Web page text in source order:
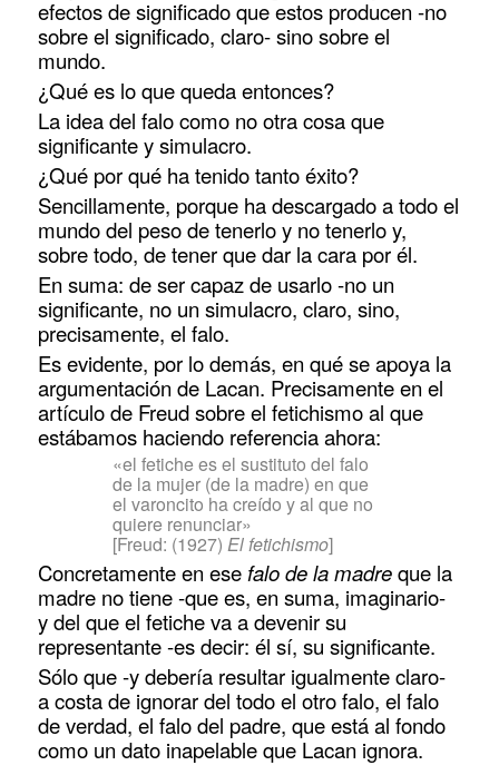
efectos de significado que estos producen -no
sobre el significado, claro- sino sobre el
mundo.
¿Qué es lo que queda entonces?
La idea del falo como no otra cosa que
significante y simulacro.
¿Qué por qué ha tenido tanto éxito?
Sencillamente, porque ha descargado a todo el
mundo del peso de tenerlo y no tenerlo y,
sobre todo, de tener que dar la cara por él.
En suma: de ser capaz de usarlo -no un
significante, no un simulacro, claro, sino,
precisamente, el falo.
Es evidente, por lo demás, en qué se apoya la
argumentación de Lacan. Precisamente en el
artículo de Freud sobre el fetichismo al que
estábamos haciendo referencia ahora:
«el fetiche es el sustituto del falo
de la mujer (de la madre) en que
el varoncito ha creído y al que no
quiere renunciar»
[Freud: (1927) El fetichismo]
Concretamente en esefalo de la madreque la
madre no tiene -que es, en suma, imaginario-
y del que el fetiche va a devenir su
representante -es decir: él sí, su significante.
Sólo que -y debería resultar igualmente claro-
a costa de ignorar del todo el otro falo, el falo
de verdad, el falo del padre, que está al fondo
como un dato inapelable que Lacan ignora.